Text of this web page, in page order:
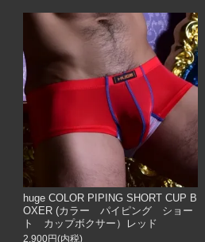
huge COLOR PIPING SHORT CUP B
OXER (カラー パイピング ショー
ト カップボクサー）レッド
2,900円(内税)